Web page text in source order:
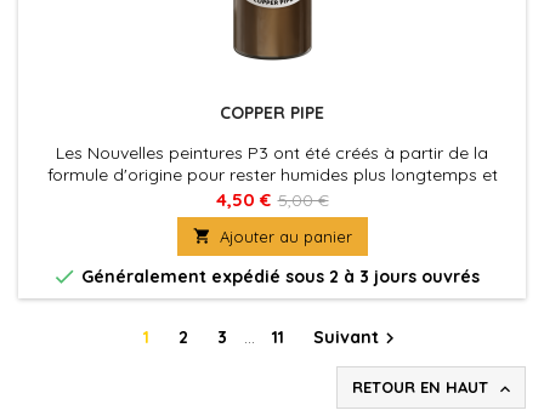
COPPER PIPE
Les Nouvelles peintures P3 ont été créés à partir de la
formule d'origine pour rester humides plus longtemps et
permettre aux peintres de travailler les couleurs plus
facilement sur les figurines. La nouvelle formule des P3 à été
également optimisé au niveau de la charge pigmentaire
afin d'obtenir des couleurs riches et éclatantes, sans perdre
la...
4,50 € 5,00 €
 Ajouter au panier
 Généralement expédié sous 2 à 3 jours ouvrés
1 2 3 … 11 Suivant 
RETOUR EN HAUT 